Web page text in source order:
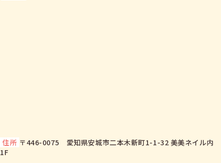
住所 〒446-0075 愛知県安城市二本木新町1-1-32 美美ネイル内
1F